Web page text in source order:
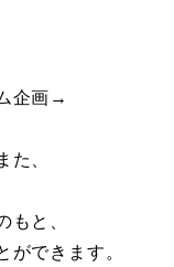
企画→
た、
もと、
ができます。